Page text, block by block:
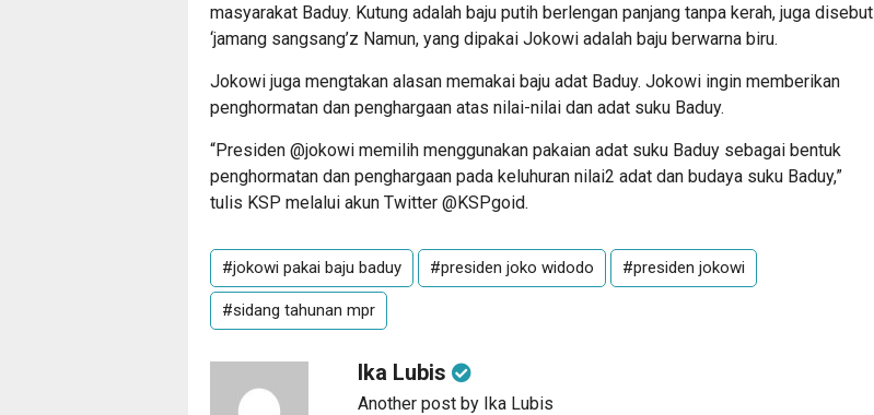
masyarakat Baduy. Kutung adalah baju putih berlengan panjang tanpa kerah, juga disebut
‘jamang sangsang’z Namun, yang dipakai Jokowi adalah baju berwarna biru.
Jokowi juga mengtakan alasan memakai baju adat Baduy. Jokowi ingin memberikan
penghormatan dan penghargaan atas nilai-nilai dan adat suku Baduy.
“Presiden @jokowi memilih menggunakan pakaian adat suku Baduy sebagai bentuk
penghormatan dan penghargaan pada keluhuran nilai2 adat dan budaya suku Baduy,”
tulis KSP melalui akun Twitter @KSPgoid.
#jokowi pakai baju baduy #presiden joko widodo #presiden jokowi
#sidang tahunan mpr
Ika Lubis
Another post by Ika Lubis